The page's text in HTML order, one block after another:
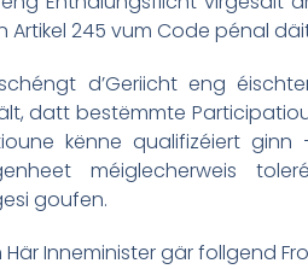
Artikel 245 vum Code pénal
d’Geriicht eng
datt bestëmmte
kënne qualifizéiert
méiglecherweis
goufen.
Inneminister gär follgend